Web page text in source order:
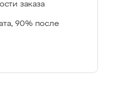
заказа
90% после